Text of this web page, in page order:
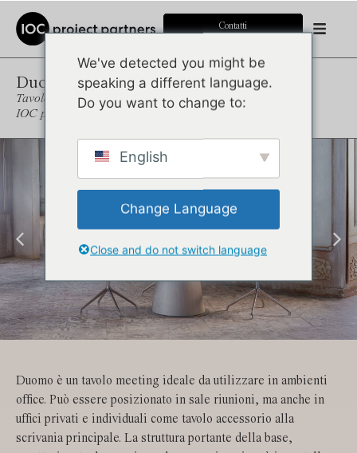
Contatti
Tavolo riunione
Duomo
IOC project partners R&D
Duomo è un tavolo meeting ideale da utilizzare in ambienti
office. Può essere posizionato in sale riunioni, ma anche in
uffici privati e individuali come tavolo accessorio alla
scrivania principale. La struttura portante della base,
We've detected you might be
speaking a different language.
Do you want to change to:
English
Change Language
Close and do not switch language